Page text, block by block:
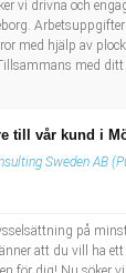
vi drivna och
med hjälp av
med
till vår kund i
Sweden AB
på
att du vill ha